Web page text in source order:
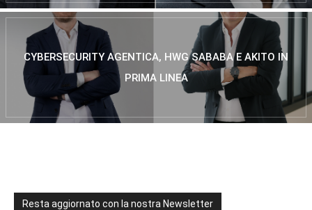
CYBERSECURITY AGENTICA, HWG SABABA E AKITO IN
PRIMA LINEA
Resta aggiornato con la nostra Newsletter